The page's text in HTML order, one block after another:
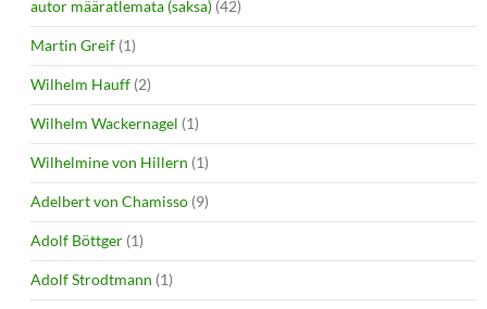
autor määratlemata (saksa) (42)
Martin Greif (1)
Wilhelm Hauff (2)
Wilhelm Wackernagel (1)
Wilhelmine von Hillern (1)
Adelbert von Chamisso (9)
Adolf Böttger (1)
Adolf Strodtmann (1)